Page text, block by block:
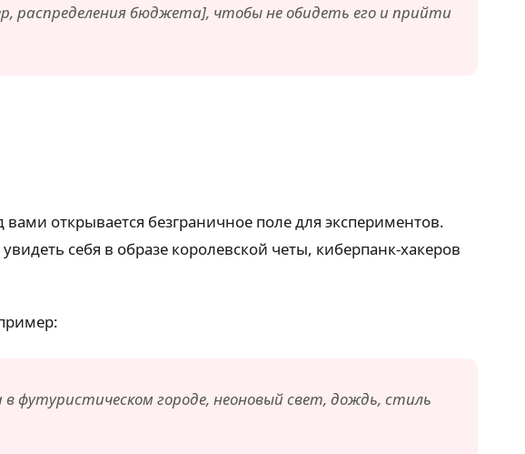
распределения бюджета], чтобы не обидеть его и прийти
открывается безграничное поле для экспериментов.
себя в образе королевской четы, киберпанк-хакеров
городе, неоновый свет, дождь, стиль